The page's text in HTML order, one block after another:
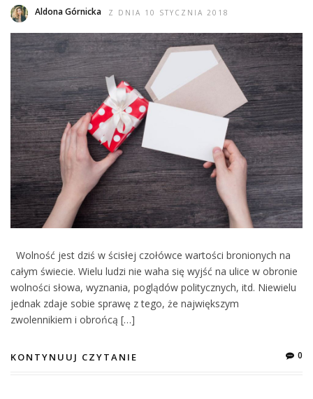
Aldona Górnicka Z DNIA 10 STYCZNIA 2018
Wolność jest dziś w ścisłej czołówce wartości bronionych na
całym świecie. Wielu ludzi nie waha się wyjść na ulice w obronie
wolności słowa, wyznania, poglądów politycznych, itd. Niewielu
jednak zdaje sobie sprawę z tego, że największym
zwolennikiem i obrońcą […]
KONTYNUUJ CZYTANIE 0